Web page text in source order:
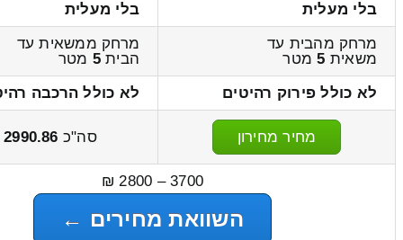
בלי מעלית
בלי מעלית
מרחק מהבית עד
משאית 5מטר
מרחק ממשאית עד
הבית5 מטר
לא כולל פירוק רהיטים
לא כולל הרכבה
מחיר מחירון סה"כ 2990.86
3700 – 2800 ₪
השוואת מחירים ←